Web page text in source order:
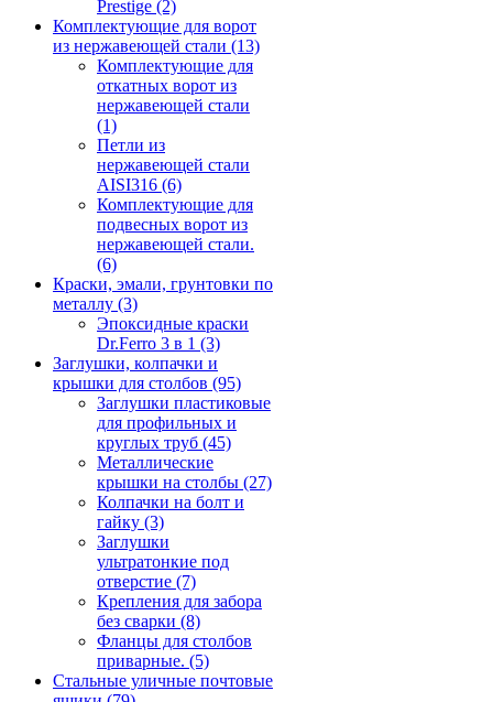
Prestige (2)
Комплектующие для ворот
из нержавеющей стали (13)
Комплектующие для
откатных ворот из
нержавеющей стали
(1)
Петли из
нержавеющей стали
AISI316 (6)
Комплектующие для
подвесных ворот из
нержавеющей стали.
(6)
Краски, эмали, грунтовки по
металлу (3)
Эпоксидные краски
Dr.Ferro 3 в 1 (3)
Заглушки, колпачки и
крышки для столбов (95)
Заглушки пластиковые
для профильных и
круглых труб (45)
Металлические
крышки на столбы (27)
Колпачки на болт и
гайку (3)
Заглушки
ультратонкие под
отверстие (7)
Крепления для забора
без сварки (8)
Фланцы для столбов
приварные. (5)
Стальные уличные почтовые